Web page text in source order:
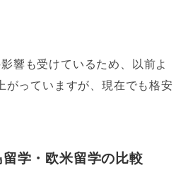
響も受けているため、以前よ
がっていますが、現在でも格安
留学・欧米留学の比較